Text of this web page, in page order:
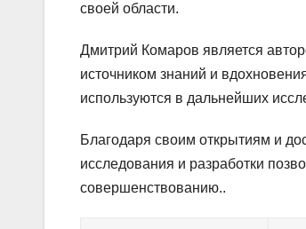
своей области.
Дмитрий Комаров является
источником знаний и
используются в дальнейших
Благодаря своим открытиям и
исследования и разработки
совершенствованию..